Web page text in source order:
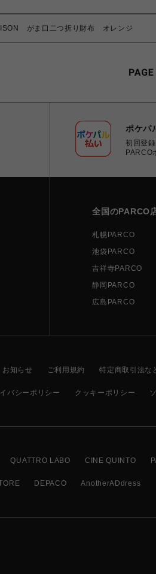
がま口二つ折り財布 オレンジ
ポケパ
初回登
PARCO
全国のPARCO
札幌PARCO
池袋PARCO
吉祥寺PARCO
静岡PARCO
広島PARCO
お知らせ ご利用規約 特定商取引法な
バシーポリシー クッキーポリシー
QUATTRO LABO CINE QUINTO
DEPACO AnotherADdress